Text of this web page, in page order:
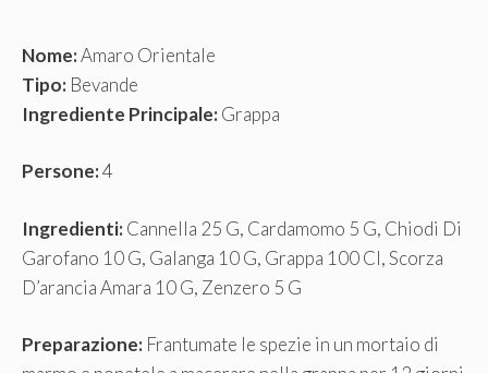
Nome:Amaro Orientale
Tipo: Bevande
Ingrediente Principale:Grappa
Persone:4
Ingredienti:Cannella 25 G, Cardamomo 5 G, Chiodi Di
Garofano 10 G, Galanga 10 G, Grappa 100 Cl, Scorza
D’arancia Amara 10 G, Zenzero 5 G
Preparazione: Frantumate le spezie in un mortaio di